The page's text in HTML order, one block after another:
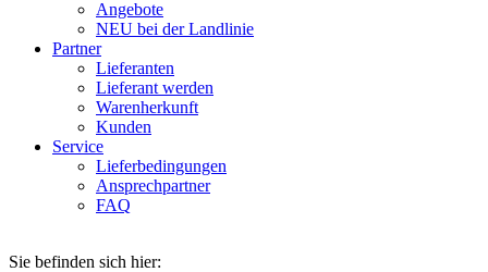
Angebote
NEU bei der Landlinie
Partner
Lieferanten
Lieferant werden
Warenherkunft
Kunden
Service
Lieferbedingungen
Ansprechpartner
FAQ
Sie befinden sich hier: